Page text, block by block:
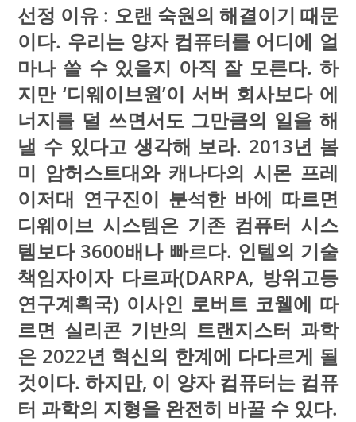
선정 이유 : 오랜 숙원의 해결이기 때문
이다. 우리는 양자 컴퓨터를 어디에 얼
마나 쓸 수 있을지 아직 잘 모른다. 하
지만 ‘디웨이브원’이 서버 회사보다 에
너지를 덜 쓰면서도 그만큼의 일을 해
낼 수 있다고 생각해 보라. 2013년 봄
미 암허스트대와 캐나다의 시몬 프레
이저대 연구진이 분석한 바에 따르면
디웨이브 시스템은 기존 컴퓨터 시스
템보다 3600배나 빠르다. 인텔의 기술
책임자이자 다르파(DARPA, 방위고등
연구계획국) 이사인 로버트 코웰에 따
르면 실리콘 기반의 트랜지스터 과학
은 2022년 혁신의 한계에 다다르게 될
것이다. 하지만, 이 양자 컴퓨터는 컴퓨
터 과학의 지형을 완전히 바꿀 수 있다.